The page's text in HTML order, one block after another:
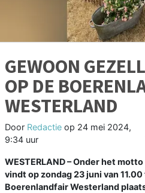
GEWOON
OP DE
WESTERLAND
Door Redactie op 24 mei 2024,
9:34 uur
WESTERLAND – Onder het
vindt op zondag 23 juni van
Boerenlandfair Westerland